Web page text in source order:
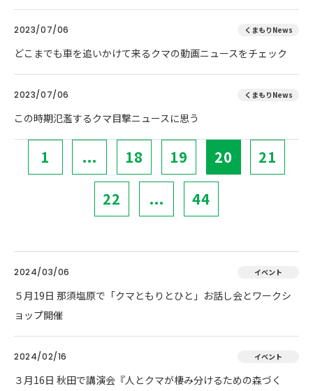
2023/07/06 くまもりNews
どこまでも車を追いかけて来るクマの動画ニュースをチェック
2023/07/06 くまもりNews
この時期氾濫するクマ目撃ニュースに思う
1 ... 18 19 20 21
22 ... 44
2024/03/06 イベント
５月19日 那須塩原で「クマともりとひと」お話し会とワークシ
ョップ開催
2024/02/16 イベント
３月16日 秋田で講演会『人とクマが棲み分けるための森づく